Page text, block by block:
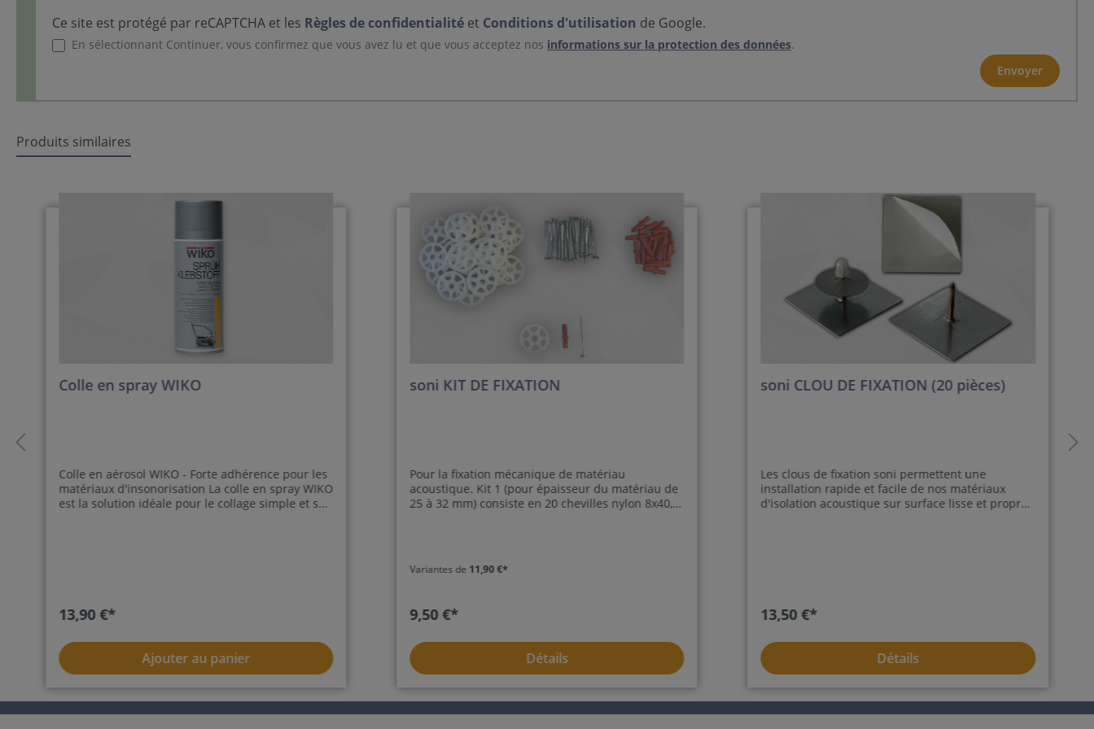
Ce site est protégé par reCAPTCHA et les Règles de confidentialité et Conditions d'utilisation de Google.
En sélectionnant Continuer, vous confirmez que vous avez lu et que vous acceptez nos informations sur la protection des données.
Envoyer
Produits similaires
Colle en spray WIKO
Colle en aérosol WIKO - Forte adhérence pour les
matériaux d'insonorisation La colle en spray WIKO
est la solution idéale pour le collage simple et sûr
non tissés et plus encore ✔ Application facile –
Répartition uniforme grâce à la fonction pratique
sans long délai d'attente ✔ Utilisation polyvalente
– Idéal pour l'installation d'éléments acoustiques,
de panneaux isolants et d'autres matériaux Que
13,90 €*
Ajouter au panier
soni KIT DE FIXATION
Pour la fixation mécanique de matériau
acoustique. Kit 1 (pour épaisseur du matériau de
25 à 32 mm) consiste en 20 chevilles nylon 8x40,
et 20 rondelles plastiques.
Variantes de 11,90 €*
9,50 €*
Détails
soni CLOU DE FIXATION (20 pièces)
Les clous de fixation soni permettent une
installation rapide et facile de nos matériaux
d'isolation acoustique sur surface lisse et propre.
consiste en 20 plaques support avec clou, 20
rondelles de protection et 20 capots de
les isolants phoniques en épaisseur de 25 à 30
mmKit 2 (longueur de clou 63 mm) pour les
isolant phoniques en épaisseur de 50 mm
13,50 €*
Détails